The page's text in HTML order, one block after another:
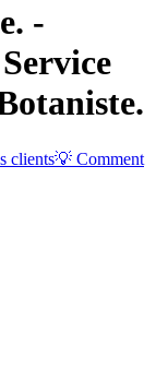
-
clients💡 Comment